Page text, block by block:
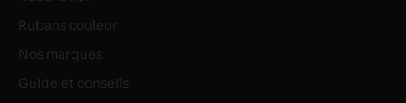
Rubans couleur
Nos marques
Guide et conseils